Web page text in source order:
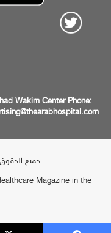
Wakim Center Phone:
جميع
Magazine in the